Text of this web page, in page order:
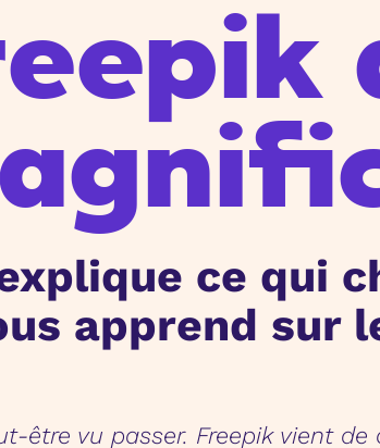
ce qui
apprend sur
être vu passer. Freepik vient